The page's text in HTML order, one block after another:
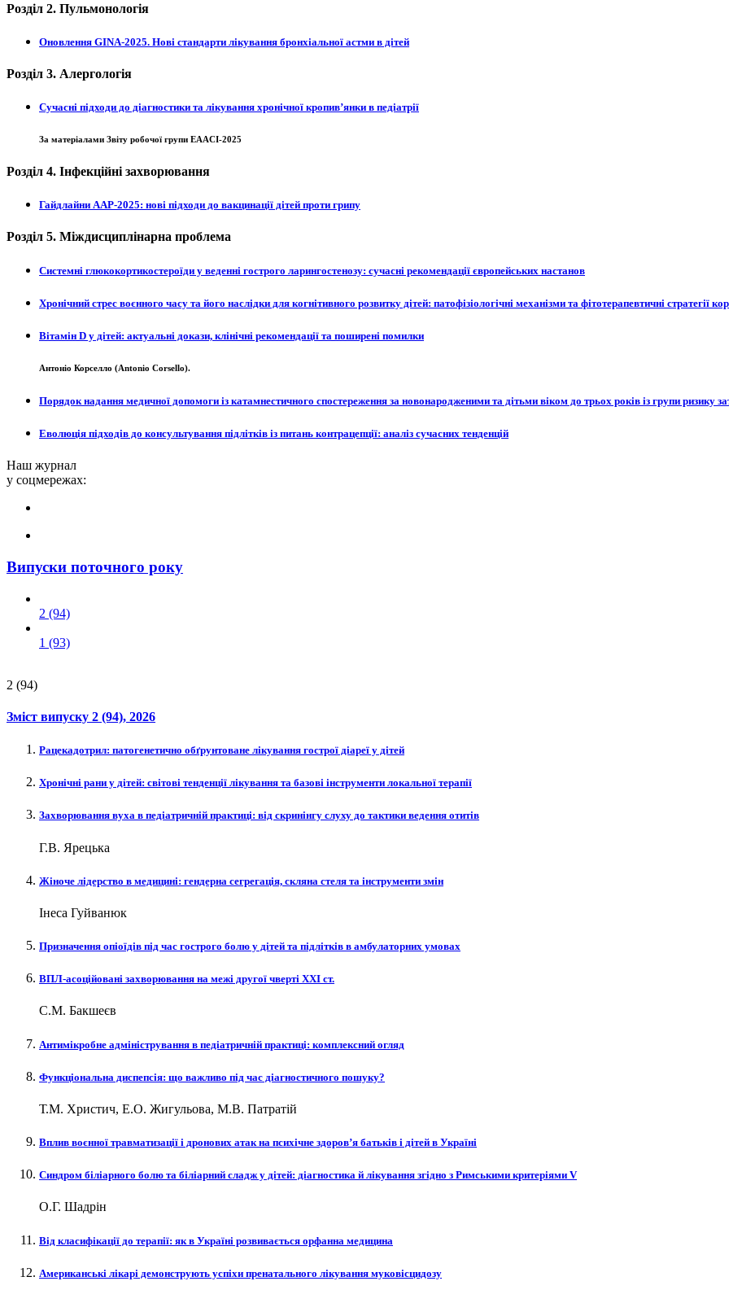
Розділ 2. Пульмонологія
Оновлення GINA-2025. Нові стандарти лікування бронхіальної астми в дітей
Розділ 3. Алергологія
Сучасні підходи до діагностики та лікування хронічної кропив’янки в педіатрії
За матеріалами Звіту робочої групи EAACI‑2025
Розділ 4. Інфекційні захворювання
Гайдлайни AAP-2025: нові підходи до вакцинації дітей проти грипу
Розділ 5. Міждисциплінарна проблема
Системні глюкокортикостероїди у веденні гострого ларингостенозу: сучасні рекомендації європейських настанов
Хронічний стрес воєнного часу та його наслідки для когнітивного розвитку дітей: патофізіологічні механізми та фітотерапевтичні стратегії
Вітамін D у дітей: актуальні докази, клінічні рекомендації та поширені помилки
Антоніо Корселло (Antonio Corsello).
Порядок надання медичної допомоги із катамнестичного спостереження за новонародженими та дітьми віком до трьох років із групи ризику
Еволюція підходів до консультування підлітків із питань контрацепції: аналіз сучасних тенденцій
Наш журнал
у соцмережах:
Випуски поточного року
2 (94)
1 (93)
2 (94)
Зміст випуску 2 (94), 2026
Рацекадотрил: патогенетично обґрунтоване лікування гострої діареї у дітей
Хронічні рани у дітей: світові тенденції лікування та базові інструменти локальної терапії
Захворювання вуха в педіатричній практиці: від скринінгу слуху до тактики ведення отитів
Г.В. Ярецька
Жіноче лідерство в медицині: гендерна сегрегація, скляна стеля та інструменти змін
Інеса Гуйванюк
Призначення опіоїдів під час гострого болю у дітей та підлітків в амбулаторних умовах
ВПЛ-асоційовані захворювання на межі другої чверті XXI ст.
С.М. Бакшеєв
Антимікробне адміністрування в педіатричній практиці: комплексний огляд
Функціональна диспепсія: що важливо під час діагностичного пошуку?
Т.М. Христич, Е.О. Жигульова, М.В. Патратій
Вплив воєнної травматизації і дронових атак на психічне здоров’я батьків і дітей в Україні
Синдром біліарного болю та біліарний сладж у дітей: діагностика й лікування згідно з Римськими критеріями V
О.Г. Шадрін
Від класифікації до терапії: як в Україні розвивається орфанна медицина
Американські лікарі демонструють успіхи пренатального лікування муковісцидозу